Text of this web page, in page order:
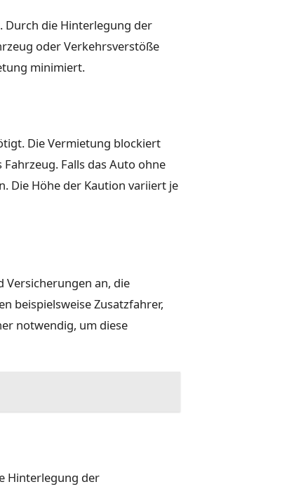
Durch die Hinterlegung der
oder Verkehrsverstöße
minimiert.
Die Vermietung blockiert
Falls das Auto ohne
Die Höhe der Kaution variiert je
Versicherungen an, die
beispielsweise Zusatzfahrer,
notwendig, um diese
Hinterlegung der